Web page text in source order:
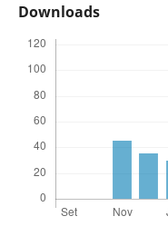
Downloads